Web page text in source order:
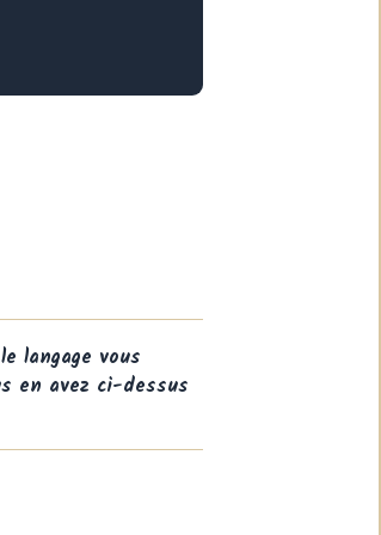
langage vous
en avez ci-dessus